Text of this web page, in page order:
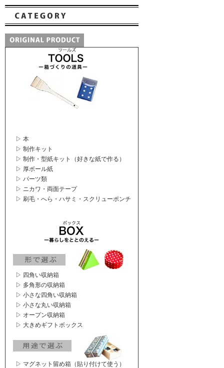
▷ 本
▷ 制作キット
▷ 制作・型紙キット（好きな紙で作る）
▷ 厚ボール紙
▷ パーツ類
▷ ニカワ・両面テープ
▷ 刷毛・へら・ハサミ・スクリューポンチ
▷ 四角い収納箱
▷ 多角形の収納箱
▷ 小さな四角い収納箱
▷ 小さな丸い収納箱
▷ オープン収納箱
▷ 大きめギフトボックス
▷ マグネット留め箱（貼り付けて使う）